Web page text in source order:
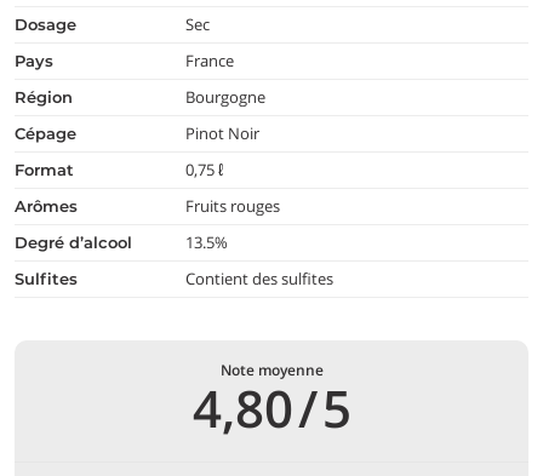
dosage Sec
pays France
région Bourgogne
cépage Pinot Noir
format 0,75 ℓ
arômes Fruits rouges
degré d’alcool 13.5%
Sulfites Contient des sulfites
Note moyenne
4,80/5